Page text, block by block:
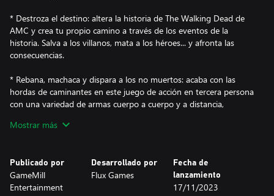
* Destroza el destino: altera la historia de The Walking Dead de
AMC y crea tu propio camino a través de los eventos de la
historia. Salva a los villanos, mata a los héroes... y afronta las
consecuencias.
* Rebana, machaca y dispara a los no muertos: acaba con las
hordas de caminantes en este juego de acción en tercera persona
con una variedad de armas cuerpo a cuerpo y a distancia,
Shane, Michonne, Carol, Daryl y más.
* Sobrevive al apocalipsis: administra recursos limitados, busca
Mostrar más
Publicado por
GameMill
Entertainment
Desarrollado por
Flux Games
Fecha de
lanzamiento
17/11/2023